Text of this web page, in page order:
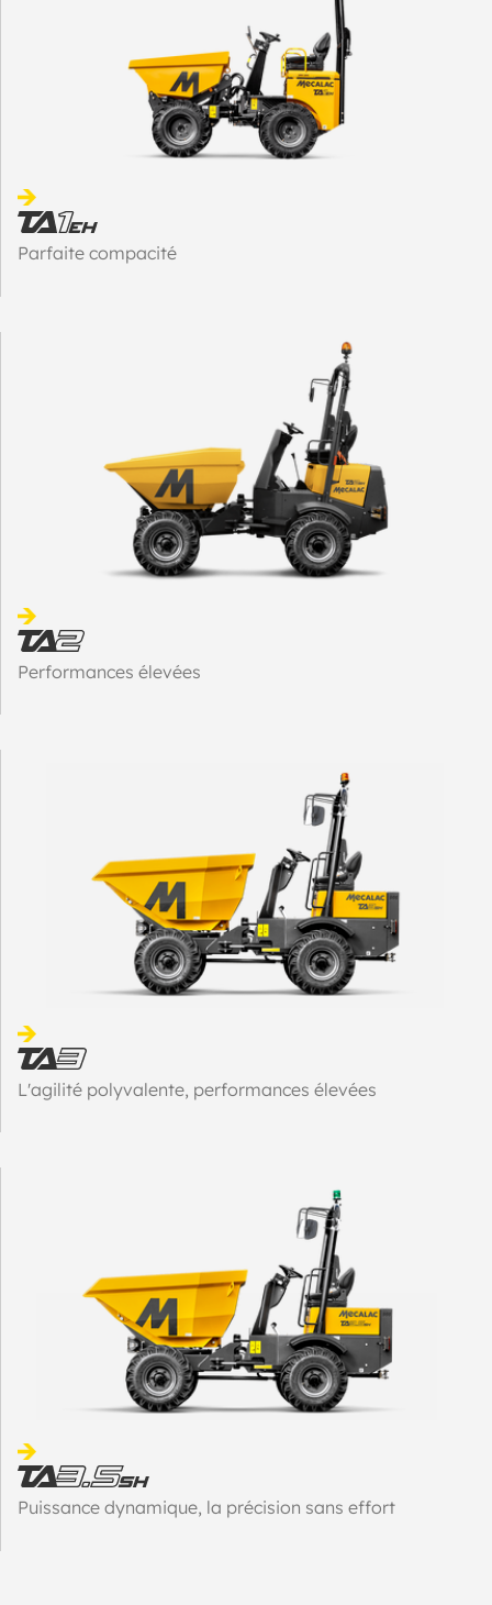
Parfaite compacité
Performances élevées
L'agilité polyvalente, performances élevées
Puissance dynamique, la précision sans effort